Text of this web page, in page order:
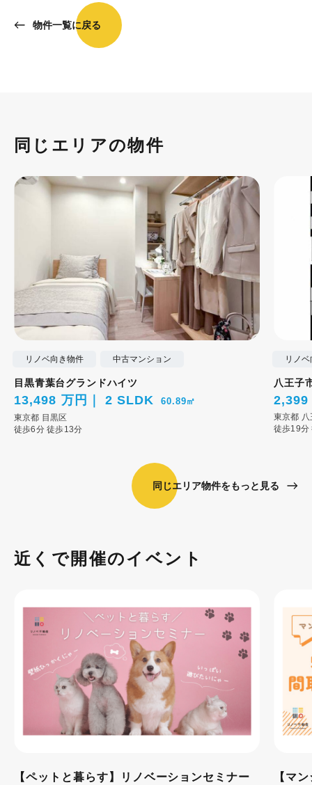
物件一覧に戻る
同じエリアの物件
リノベ向き物件 中古マンション
目黒青葉台グランドハイツ
13,498 万円 2 SLDK 60.89㎡
東京都 目黒区
徒歩6分徒歩13分
リノ
八王子
2,399
東京都
徒歩19分
同じエリア物件をもっと見る
近くで開催のイベント
【ペットと暮らす】リノベーションセミナー
【マ